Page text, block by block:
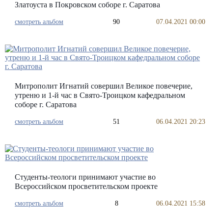
Златоуста в Покровском соборе г. Саратова
смотреть альбом 90 07.04.2021 00:00
Митрополит Игнатий совершил Великое повечерие,
утреню и 1-й час в Свято-Троицком кафедральном
соборе г. Саратова
смотреть альбом 51 06.04.2021 20:23
Студенты-теологи принимают участие во
Всероссийском просветительском проекте
смотреть альбом 8 06.04.2021 15:58